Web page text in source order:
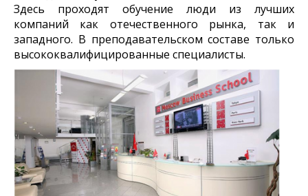
Здесь проходят обучение люди из лучших
компаний как отечественного рынка, так и
западного. В преподавательском составе только
высококвалифицированные специалисты.